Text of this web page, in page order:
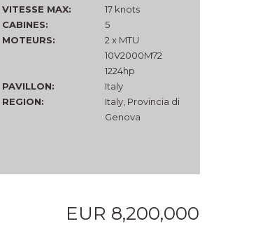
VITESSE MAX:
17 knots
CABINES:
5
MOTEURS:
2 x MTU
10V2000M72
1224hp
PAVILLON:
Italy
REGION:
Italy, Provincia di
Genova
EUR 8,200,000